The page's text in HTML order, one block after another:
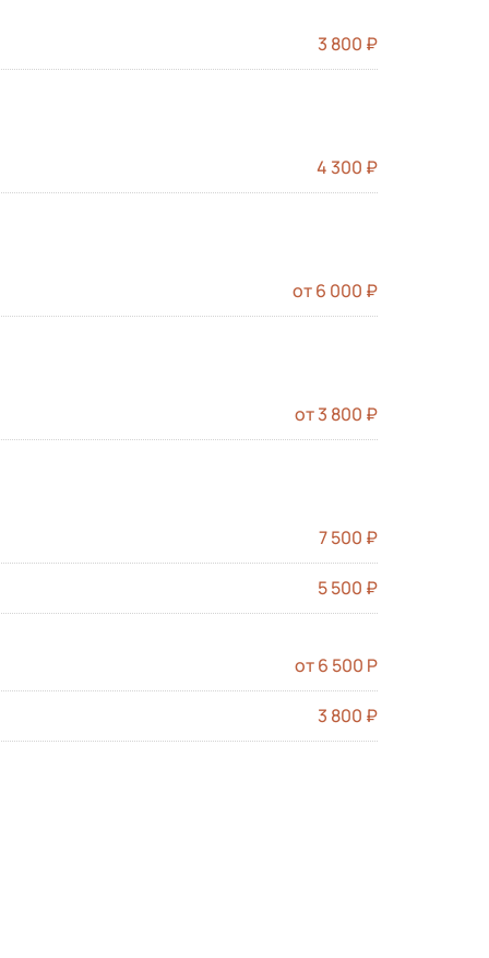
3 800 ₽
4 300 ₽
от 6 000 ₽
от 3 800 ₽
7 500 ₽
5 500 ₽
от 6 500 Р
3 800 ₽